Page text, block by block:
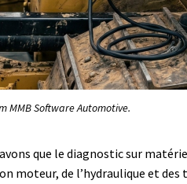
MMB Software Automotive.
que le diagnostic sur
de l’hydraulique et des